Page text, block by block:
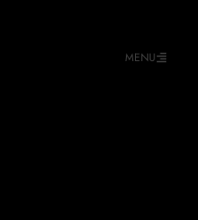
MENU